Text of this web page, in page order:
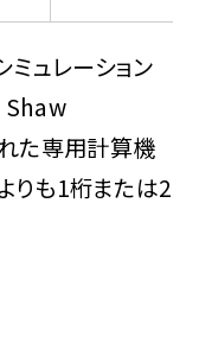
ュレーション
Shaw
た専用計算機
りも1桁または2